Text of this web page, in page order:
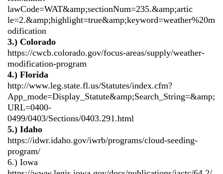
lawCode=WAT&amp;sectionNum=235.&amp;artic
le=2.&amp;highlight=true&amp;keyword=weather%20m
odification
3.) Colorado
https://cwcb.colorado.gov/focus-areas/supply/weather-
modification-program
4.) Florida
http://www.leg.state.fl.us/Statutes/index.cfm?
App_mode=Display_Statute&amp;Search_String=&amp;
URL=0400-
0499/0403/Sections/0403.291.html
5.) Idaho
https://idwr.idaho.gov/iwrb/programs/cloud-seeding-
program/
6.) Iowa